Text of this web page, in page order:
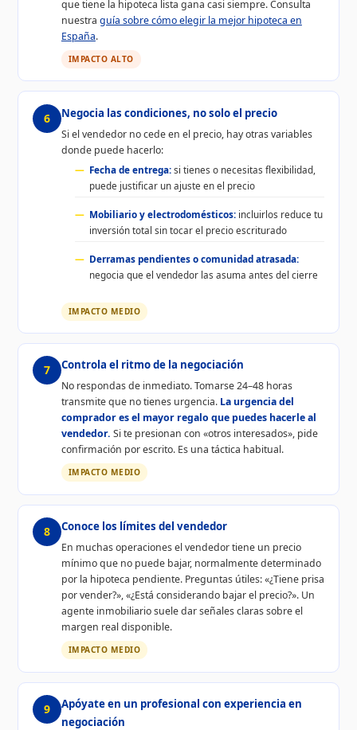
que tiene la hipoteca lista gana casi siempre. Consulta
nuestra guía sobre cómo elegir la mejor hipoteca en
España.
IMPACTO ALTO
6 Negocia las condiciones, no solo el precio
Si el vendedor no cede en el precio, hay otras variables
donde puede hacerlo:
Fecha de entrega:si tienes o necesitas flexibilidad,
puede justificar un ajuste en el precio
Mobiliario y electrodomésticos: incluirlos reduce tu
inversión total sin tocar el precio escriturado
Derramas pendientes o comunidad atrasada:
negocia que el vendedor las asuma antes del cierre
IMPACTO MEDIO
7 Controla el ritmo de la negociación
No respondas de inmediato. Tomarse 24–48 horas
transmite que no tienes urgencia. La urgencia del
comprador es el mayor regalo que puedes hacerle al
vendedor. Si te presionan con «otros interesados», pide
confirmación por escrito. Es una táctica habitual.
IMPACTO MEDIO
8 Conoce los límites del vendedor
En muchas operaciones el vendedor tiene un precio
mínimo que no puede bajar, normalmente determinado
por la hipoteca pendiente. Preguntas útiles: «¿Tiene prisa
por vender?», «¿Está considerando bajar el precio?». Un
agente inmobiliario suele dar señales claras sobre el
margen real disponible.
IMPACTO MEDIO
9
Apóyate en un profesional con experiencia en
negociación